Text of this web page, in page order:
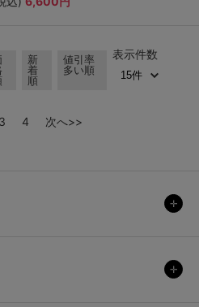
新
着
順
値引率
多い順
表示件数
3 4 次へ>>